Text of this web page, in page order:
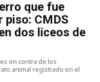
que fue
piso: CMDS
dos liceos de
en contra de los
animal registrado en el